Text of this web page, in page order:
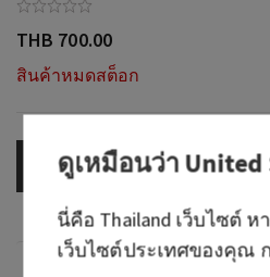
THB 700.00
สินค้าหมดสต็อก
OUT OF STOCK
ดูเหมือนว่าUnited
นี่คือ Thailand เว็บไซต์ ห
เว็บไซต์ประเทศของคุณ